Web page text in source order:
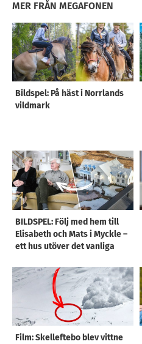
MER FRÅN MEGAFONEN
Bildspel: På häst i Norrlands
vildmark
BILDSPEL: Följ med hem till
Elisabeth och Mats i Myckle –
ett hus utöver det vanliga
Film: Skelleftebo blev vittne